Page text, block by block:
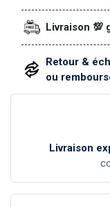
Livraison 💯
Retour &
ou
Livraison